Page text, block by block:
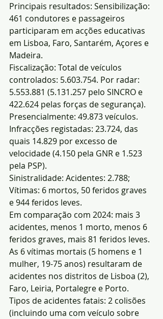
Principais resultados: Sensibilização:
461 condutores e passageiros
participaram em acções educativas
em Lisboa, Faro, Santarém, Açores e
Madeira.
Fiscalização: Total de veículos
controlados: 5.603.754. Por radar:
5.553.881 (5.131.257 pelo SINCRO e
422.624 pelas forças de segurança).
Presencialmente: 49.873 veículos.
Infracções registadas: 23.724, das
quais 14.829 por excesso de
velocidade (4.150 pela GNR e 1.523
pela PSP).
Sinistralidade: Acidentes: 2.788;
Vítimas: 6 mortos, 50 feridos graves
e 944 feridos leves.
Em comparação com 2024: mais 3
acidentes, menos 1 morto, menos 6
feridos graves, mais 81 feridos leves.
As 6 vítimas mortais (5 homens e 1
mulher, 19-75 anos) resultaram de
acidentes nos distritos de Lisboa (2),
Faro, Leiria, Portalegre e Porto.
Tipos de acidentes fatais: 2 colisões
(incluindo uma com veículo sobre